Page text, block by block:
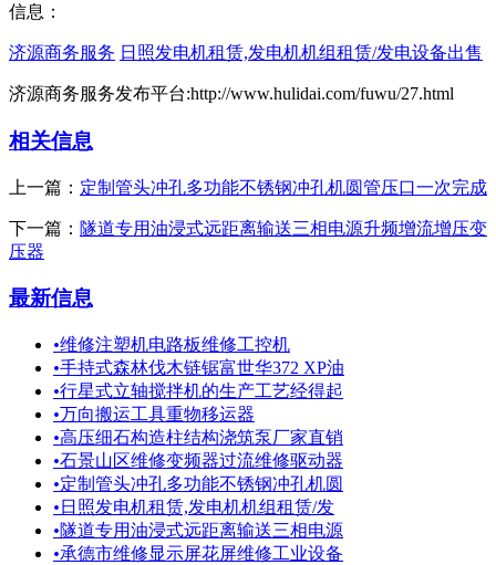
信息：
济源商务服务 日照发电机租赁,发电机机组租赁/发电设备出售
济源商务服务发布平台:http://www.hulidai.com/fuwu/27.html
相关信息
上一篇： 定制管头冲孔多功能不锈钢冲孔机圆管压口一次完成
下一篇： 隧道专用油浸式远距离输送三相电源升频增流增压变
压器
最新信息
•维修注塑机电路板维修工控机
•手持式森林伐木链锯富世华372 XP油
•行星式立轴搅拌机的生产工艺经得起
•万向搬运工具重物移运器
•高压细石构造柱结构浇筑泵厂家直销
•石景山区维修变频器过流维修驱动器
•定制管头冲孔多功能不锈钢冲孔机圆
• 日照发电机租赁,发电机机组租赁/发
•隧道专用油浸式远距离输送三相电源
•承德市维修显示屏花屏维修工业设备